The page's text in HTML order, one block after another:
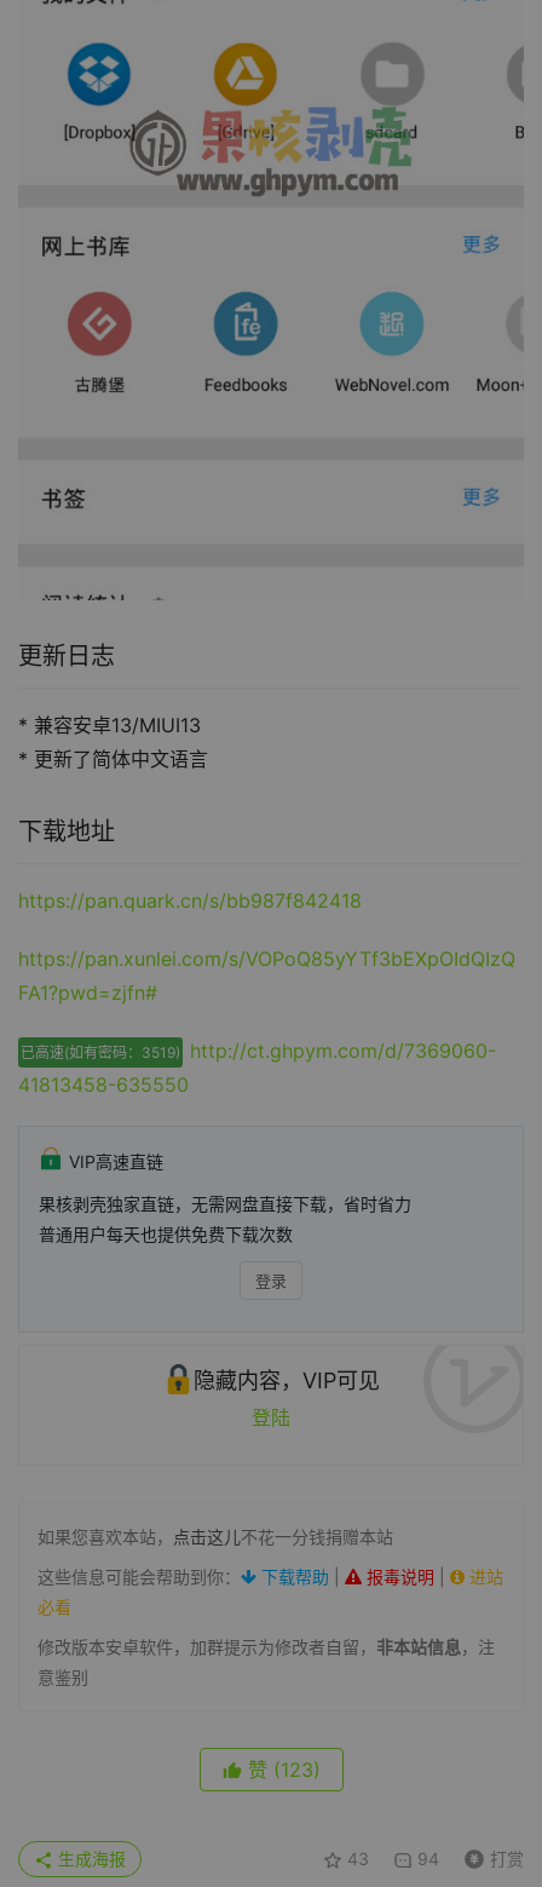
更新日志
* 兼容安卓13/MIUI13
* 更新了简体中文语言
下载地址
https://pan.quark.cn/s/bb987f842418
https://pan.xunlei.com/s/VOPoQ85yYTf3bEXpOIdQIzQ
FA1?pwd=zjfn#
已高速(如有密码：3519)
http://ct.ghpym.com/d/7369060-
41813458-635550
VIP高速直链
果核剥壳独家直链，无需网盘直接下载，省时省力
普通用户每天也提供免费下载次数
登录
隐藏内容，VIP可见
登陆
如果您喜欢本站， 点击这儿不花一分钱捐赠本站
这些信息可能会帮助到你：
下载帮助 报毒说明
进站
必看
修改版本安卓软件，加群提示为修改者自留， 非本站信息，注
意鉴别
赞 (123)
43 94 打赏
生成海报